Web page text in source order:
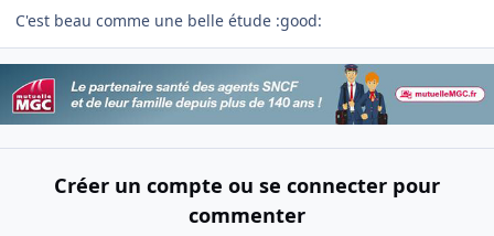
C'est beau comme une belle étude :good:
Créer un compte ou se connecter pour
commenter